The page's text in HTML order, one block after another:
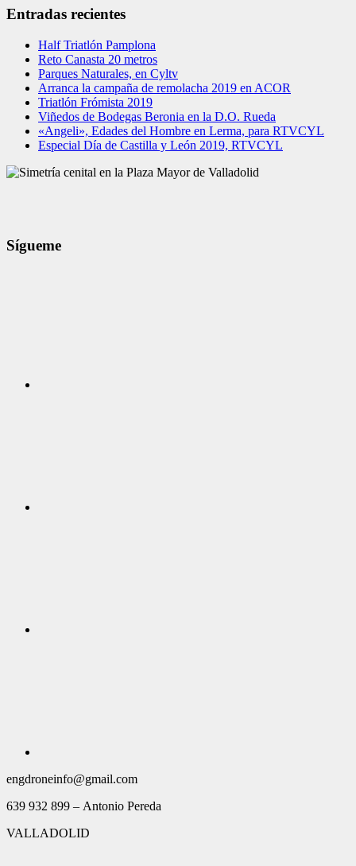
Entradas recientes
Half Triatlón Pamplona
Reto Canasta 20 metros
Parques Naturales, en Cyltv
Arranca la campaña de remolacha 2019 en ACOR
Triatlón Frómista 2019
Viñedos de Bodegas Beronia en la D.O. Rueda
«Angeli», Edades del Hombre en Lerma, para RTVCYL
Especial Día de Castilla y León 2019, RTVCYL
Sígueme
engdroneinfo@gmail.com
639 932 899 – Antonio Pereda
VALLADOLID